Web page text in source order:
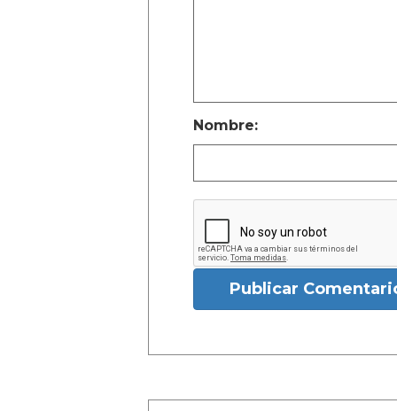
Nombre:
Publicar